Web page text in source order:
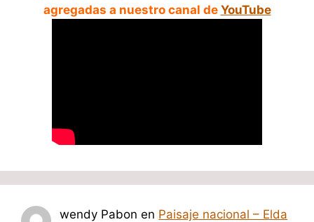
agregadas a nuestro canal de YouTube
wendy Pabon en Paisaje nacional – Elda